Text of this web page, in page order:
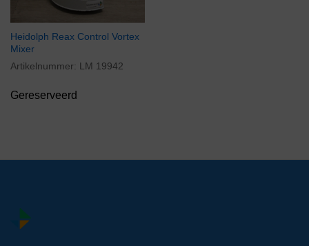
Heidolph Reax Control Vortex
Mixer
Artikelnummer: LM 19942
Gereserveerd